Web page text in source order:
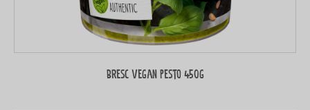
Bresc Vegan pesto 450g